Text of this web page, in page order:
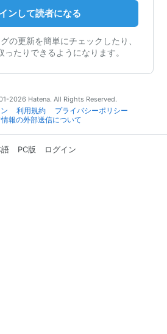
ンして読者になる
の更新を簡単にチェックしたり、
たりできるようになります。
2026 Hatena. All Rights Reserved.
利用規約
プライバシーポリシー
報の外部送信について
PC版 ログイン